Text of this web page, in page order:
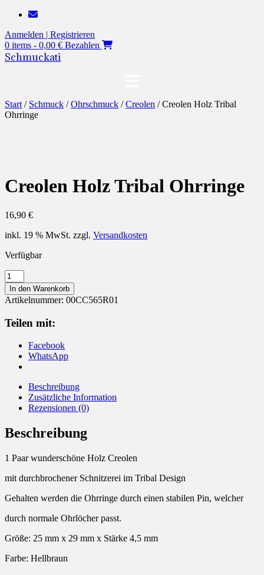
Zum
springen
Anmelden | Registrieren
0 items - 0,00 € Bezahlen
Schmuckati
Start / Schmuck /Ohrschmuck /Creolen / Creolen Holz Tribal
Ohrringe
Creolen Holz Tribal Ohrringe
16,90 €
inkl. 19 % MwSt. zzgl. Versandkosten
Verfügbar
Creolen
Holz
Tribal
Ohrringe
Menge
In den Warenkorb
Artikelnummer: 00CC565R01
Teilen mit:
Facebook
WhatsApp
Beschreibung
Zusätzliche Information
Rezensionen (0)
Beschreibung
1 Paar wunderschöne Holz Creolen
mit durchbrochener Schnitzerei im Tribal Design
Gehalten werden die Ohrringe durch einen stabilen Pin, welcher
durch normale Ohrlöcher passt.
Größe: 25 mm x 29 mm x Stärke 4,5 mm
Farbe: Hellbraun